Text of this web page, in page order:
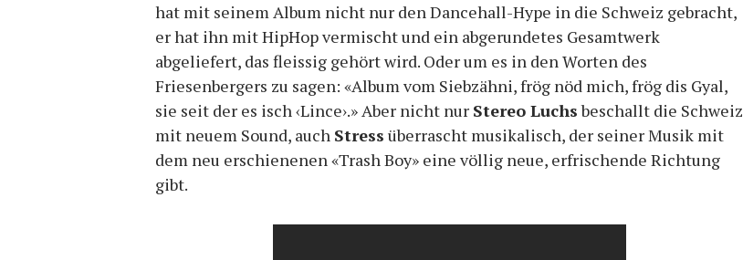
hat mit seinem Album nicht nur den Dancehall-Hype in die Schweiz gebracht,
er hat ihn mit HipHop vermischt und ein abgerundetes Gesamtwerk
abgeliefert, das fleissig gehört wird. Oder um es in den Worten des
Friesenbergers zu sagen: «Album vom Siebzähni, frög nöd mich, frög dis Gyal,
sie seit der es isch ‹Lince›.» Aber nicht nur Stereo Luchsbeschallt die Schweiz
mit neuem Sound, auch Stress überrascht musikalisch, der seiner Musik mit
dem neu erschienenen «Trash Boy» eine völlig neue, erfrischende Richtung
gibt.